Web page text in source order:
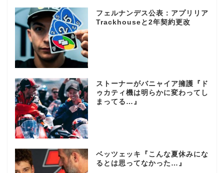
フェルナンデス公表：アプリリア
Trackhouseと2年契約更改
ストーナーがバニャイア擁護『ド
ゥカティ機は明らかに変わってし
まってる…』
ベッツェッキ『こんな夏休みにな
るとは思ってなかった…』